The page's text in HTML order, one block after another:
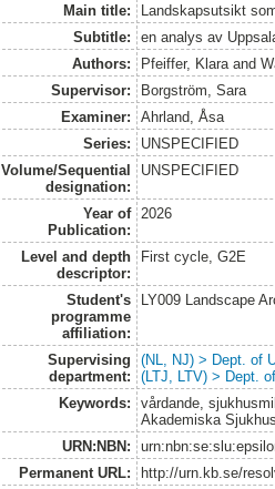
Main title:
Landskapsutsikt
Subtitle:
en analys av
Authors:
Pfeiffer, Klara and
Supervisor:
Borgström, Sara
Examiner:
Ahrland, Åsa
Series:
UNSPECIFIED
Volume/Sequential
designation:
UNSPECIFIED
Year of
Publication:
2026
Level and depth
descriptor:
First cycle, G2E
Student's
programme
affiliation:
LY009 Landscape
Supervising
department:
(NL, NJ) > Dept. of
(LTJ, LTV) > Dept.
Keywords:
vårdande,
Akademiska
URN:NBN:
Permanent URL:
http://urn.kb.se/